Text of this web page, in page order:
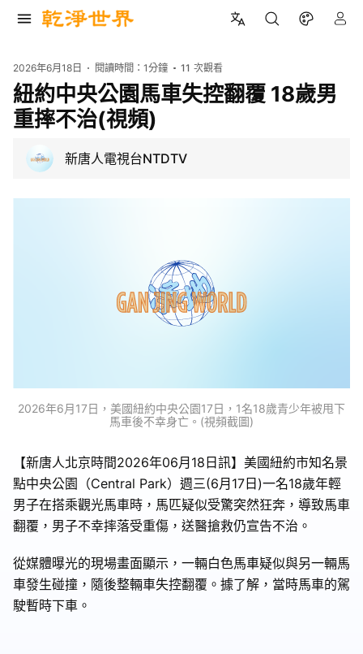
2026年6月18日 閱讀時間：1分鐘 11 次觀看
紐約中央公園馬車失控翻覆 18歲男
重摔不治(視頻)
新唐人電視台NTDTV
2026年6月17日，美國紐約中央公園17日，1名18歲青少年被甩下
馬車後不幸身亡。(視頻截圖)
【新唐人北京時間2026年06月18日訊】美國紐約市知名景
點中央公園（Central Park）週三(6月17日)一名18歲年輕
男子在搭乘觀光馬車時，馬匹疑似受驚突然狂奔，導致馬車
翻覆，男子不幸摔落受重傷，送醫搶救仍宣告不治。
從媒體曝光的現場畫面顯示，一輛白色馬車疑似與另一輛馬
車發生碰撞，隨後整輛車失控翻覆。據了解，當時馬車的駕
駛暫時下車。